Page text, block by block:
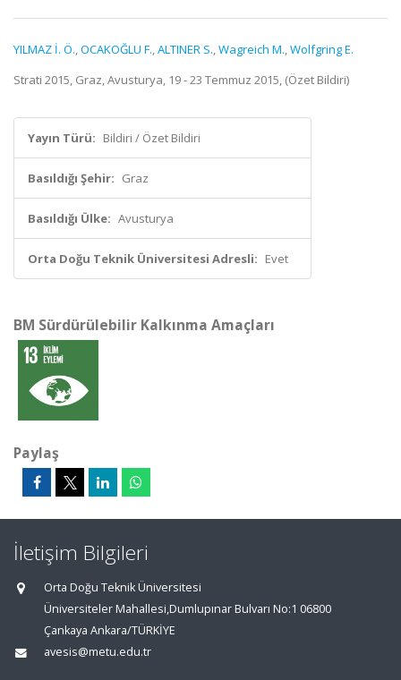
YILMAZ İ. Ö.,OCAKOĞLU F.,ALTINER S.,Wagreich M.,Wolfgring E.
Strati 2015, Graz, Avusturya, 19 - 23 Temmuz 2015, (Özet Bildiri)
Yayın Türü: Bildiri / Özet Bildiri
Basıldığı Şehir: Graz
Basıldığı Ülke: Avusturya
Orta Doğu Teknik Üniversitesi Adresli: Evet
BM Sürdürülebilir Kalkınma Amaçları
Paylaş
İletişim Bilgileri
Orta Doğu Teknik Üniversitesi
Üniversiteler Mahallesi,Dumlupınar Bulvarı No:1 06800
Çankaya Ankara/TÜRKİYE
avesis@metu.edu.tr